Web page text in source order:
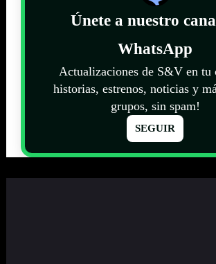
Únete a nuestro
WhatsApp
Actualizaciones de S&V en tu
historias, estrenos, noticias y
grupos, sin spam!
SEGUIR